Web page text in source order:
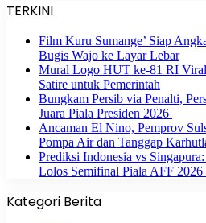
TERKINI
Film Kuru Sumange’ Siap
Bugis Wajo ke Layar Lebar
Mural Logo HUT ke-81 RI
Satire untuk Pemerintah
Bungkam Persib via Penalti,
Juara Piala Presiden 2026
Ancaman El Nino, Pemprov
Pompa Air dan Tanggap
Prediksi Indonesia vs
Lolos Semifinal Piala AFF 2026
Kategori Berita